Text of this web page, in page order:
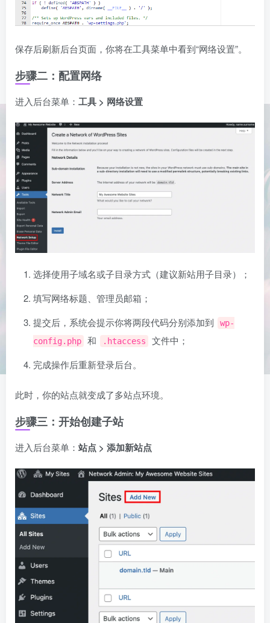
保存后刷新后台页面，你将在工具菜单中看到“网络设置”。
步骤二：配置网络
进入后台菜单： 工具 > 网络设置
选择使用子域名或子目录方式（建议新站用子目录）；
填写网络标题、管理员邮箱；
提交后，系统会提示你将两段代码分别添加到
wp-
config.php
和 .htaccess
文件中；
完成操作后重新登录后台。
此时，你的站点就变成了多站点环境。
步骤三：开始创建子站
进入后台菜单： 站点 > 添加新站点